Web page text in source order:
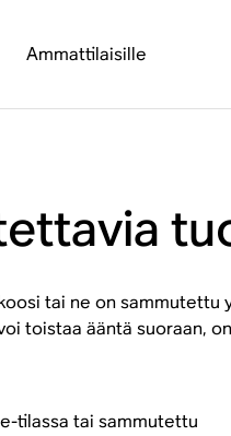
Ammattilaisille
tai ne on sammutettu
toistaa ääntä suoraan,
tilassa tai sammutettu